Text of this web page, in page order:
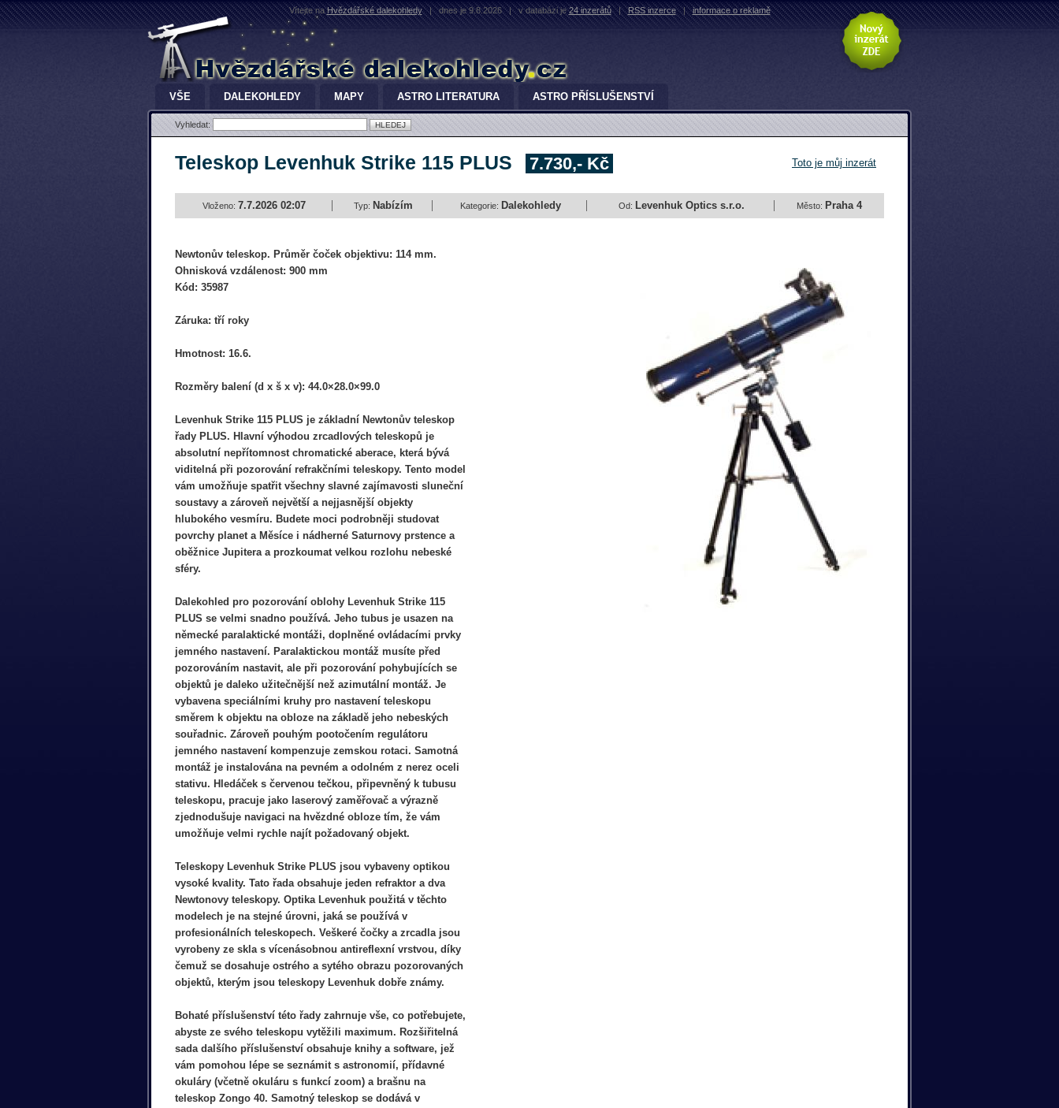
Vítejte naHvězdářské dalekohledy | dnes je 9.8.2026 | v databázi je24 inzerátů | RSS inzerce | informace o reklamě
VŠE DALEKOHLEDY MAPY ASTRO LITERATURA ASTRO PŘÍSLUŠENSTVÍ
Vyhledat:
Teleskop Levenhuk Strike 115 PLUS 7.730,- Kč Toto je můj inzerát
Vloženo: 7.7.2026 02:07 Typ: Nabízím Kategorie: Dalekohledy Od: Levenhuk Optics s.r.o. Město: Praha 4
Newtonův teleskop. Průměr čoček objektivu: 114 mm.
Ohnisková vzdálenost: 900 mm
Kód: 35987
Záruka: tří roky
Hmotnost: 16.6.
Rozměry balení (d x š x v): 44.0×28.0×99.0
Levenhuk Strike 115 PLUS je základní Newtonův teleskop
řady PLUS. Hlavní výhodou zrcadlových teleskopů je
absolutní nepřítomnost chromatické aberace, která bývá
viditelná při pozorování refrakčními teleskopy. Tento model
vám umožňuje spatřit všechny slavné zajímavosti sluneční
soustavy a zároveň největší a nejjasnější objekty
hlubokého vesmíru. Budete moci podrobněji studovat
povrchy planet a Měsíce i nádherné Saturnovy prstence a
oběžnice Jupitera a prozkoumat velkou rozlohu nebeské
sféry.
Dalekohled pro pozorování oblohy Levenhuk Strike 115
PLUS se velmi snadno používá. Jeho tubus je usazen na
německé paralaktické montáži, doplněné ovládacími prvky
jemného nastavení. Paralaktickou montáž musíte před
pozorováním nastavit, ale při pozorování pohybujících se
objektů je daleko užitečnější než azimutální montáž. Je
vybavena speciálními kruhy pro nastavení teleskopu
směrem k objektu na obloze na základě jeho nebeských
souřadnic. Zároveň pouhým pootočením regulátoru
jemného nastavení kompenzuje zemskou rotaci. Samotná
montáž je instalována na pevném a odolném z nerez oceli
stativu. Hledáček s červenou tečkou, připevněný k tubusu
teleskopu, pracuje jako laserový zaměřovač a výrazně
zjednodušuje navigaci na hvězdné obloze tím, že vám
umožňuje velmi rychle najít požadovaný objekt.
Teleskopy Levenhuk Strike PLUS jsou vybaveny optikou
vysoké kvality. Tato řada obsahuje jeden refraktor a dva
Newtonovy teleskopy. Optika Levenhuk použitá v těchto
modelech je na stejné úrovni, jaká se používá v
profesionálních teleskopech. Veškeré čočky a zrcadla jsou
vyrobeny ze skla s vícenásobnou antireflexní vrstvou, díky
čemuž se dosahuje ostrého a sytého obrazu pozorovaných
objektů, kterým jsou teleskopy Levenhuk dobře známy.
Bohaté příslušenství této řady zahrnuje vše, co potřebujete,
abyste ze svého teleskopu vytěžili maximum. Rozšiřitelná
sada dalšího příslušenství obsahuje knihy a software, jež
vám pomohou lépe se seznámit s astronomií, přídavné
okuláry (včetně okuláru s funkcí zoom) a brašnu na
teleskop Zongo 40. Samotný teleskop se dodává v